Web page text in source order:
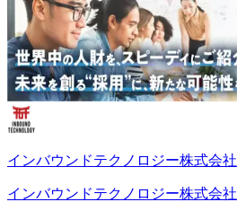
インバウンドテクノロジー株式会社
インバウンドテクノロジー株式会社